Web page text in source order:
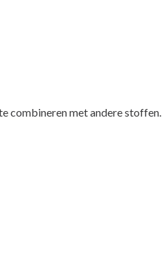
combineren met andere stoffen.